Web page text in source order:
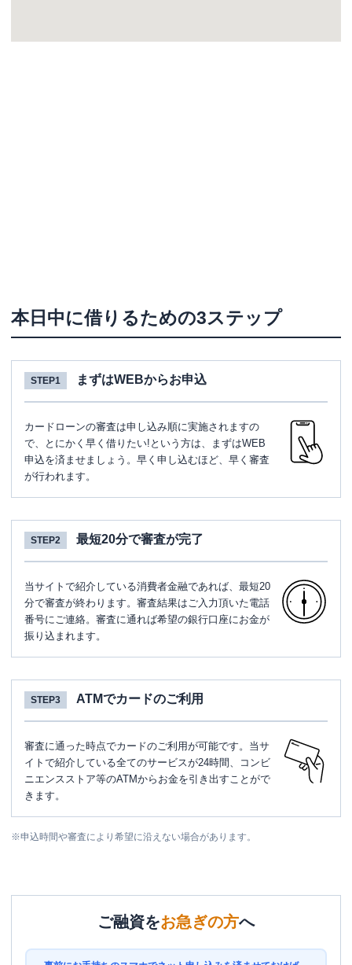
本日中に借りるための3ステップ
STEP1 まずはWEBからお申込
カードローンの審査は申し込み順に実施されますの
で、とにかく早く借りたい!という方は、まずはWEB
申込を済ませましょう。早く申し込むほど、早く審査
が行われます。
STEP2 最短20分で審査が完了
当サイトで紹介している消費者金融であれば、最短20
分で審査が終わります。審査結果はご入力頂いた電話
番号にご連絡。審査に通れば希望の銀行口座にお金が
振り込まれます。
STEP3 ATMでカードのご利用
審査に通った時点でカードのご利用が可能です。当サ
イトで紹介している全てのサービスが24時間、コンビ
ニエンスストア等のATMからお金を引き出すことがで
きます。
※申込時間や審査により希望に沿えない場合があります。
ご融資をお急ぎの方へ